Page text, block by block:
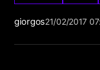
giorgos21/02/2017